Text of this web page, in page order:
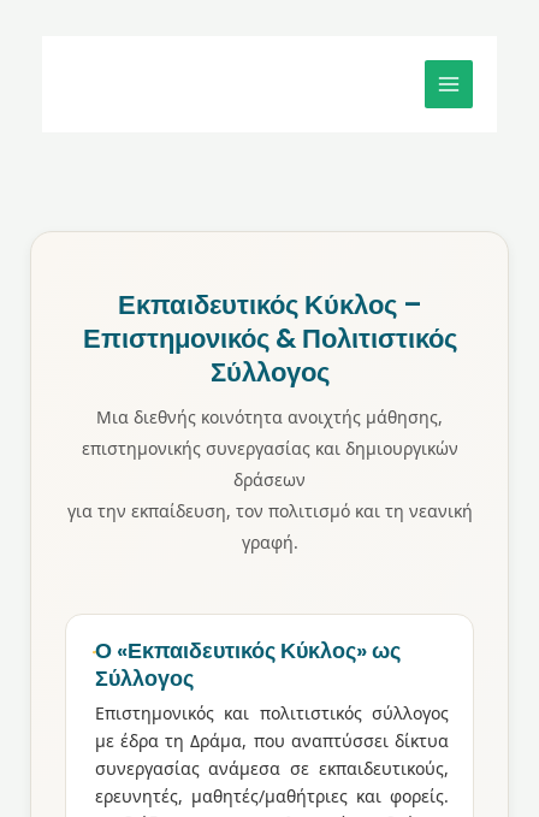
MAIN
MENU
Εκπαιδευτικός Κύκλος –
Επιστημονικός & Πολιτιστικός
Σύλλογος
Μια διεθνής κοινότητα ανοιχτής μάθησης,
επιστημονικής συνεργασίας και δημιουργικών
δράσεων
για την εκπαίδευση, τον πολιτισμό και τη νεανική
γραφή.
Ο «Εκπαιδευτικός Κύκλος» ως
Σύλλογος
Επιστημονικός και πολιτιστικός σύλλογος
με έδρα τη Δράμα, που αναπτύσσει δίκτυα
συνεργασίας ανάμεσα σε εκπαιδευτικούς,
ερευνητές, μαθητές/μαθήτριες και φορείς.